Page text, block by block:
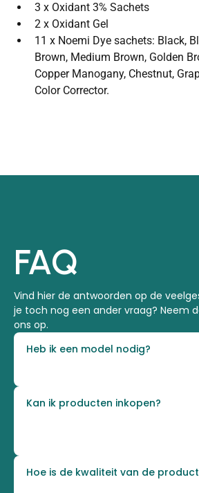
3 x Oxidant 3% Sachets
2 x Oxidant Gel
11 x Noemi Dye sachets: Black,
Brown, Medium Brown, Golden
Copper Manogany, Chestnut,
Color Corrector.
FAQ
Vind hier de antwoorden op de
je toch nog een ander vraag? Neem
ons op.
Heb ik een model nodig?
Kan ik producten inkopen?
Hoe is de kwaliteit van de